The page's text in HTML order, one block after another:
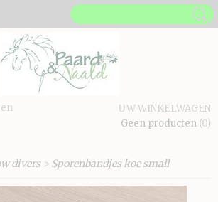
UW WINKELWAGEN
Geen producten (0)
divers> Sporenbandjes koe small